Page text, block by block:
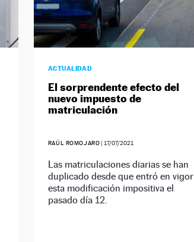
ACTUALIDAD
El sorprendente efecto del
nuevo impuesto de
matriculación
RAÚL ROMOJARO | 17/07/2021
Las matriculaciones diarias se han
duplicado desde que entró en vigor
esta modificación impositiva el
pasado día 12.